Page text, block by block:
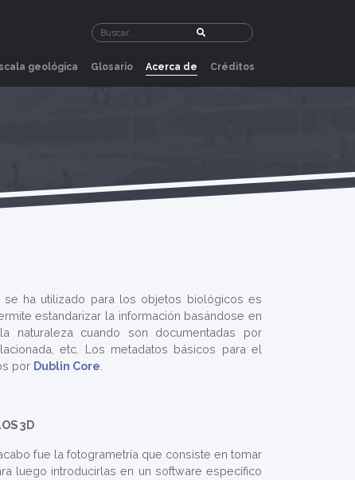
Introduzca lo que desee buscar
Buscar
geológica Glosario Acerca de Créditos
se ha utilizado para los objetos biológicos es
estandarizar la información basándose en
naturaleza cuando son documentadas por
etc. Los metadatos básicos para el
por Dublin Core
3D
fue la fotogrametría que consiste en tomar
luego introducirlas en un software específico